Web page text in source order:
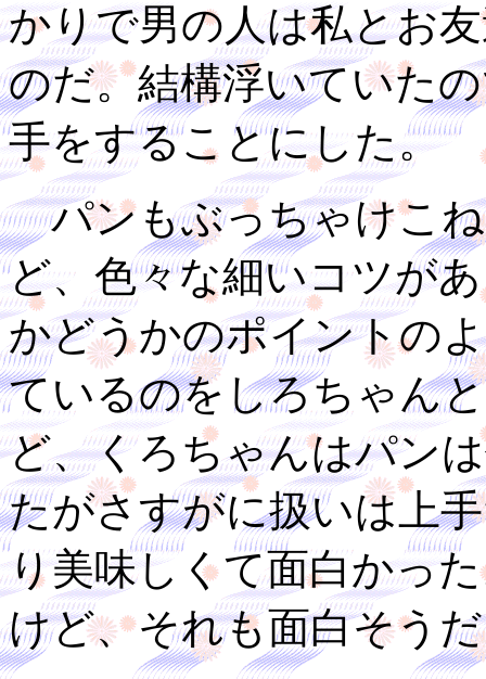
かりで男の人は私とお
のだ。結構浮いていた
手をすることにした。
パンもぶっちゃけこね
ど、色々な細いコツが
かどうかのポイントの
ているのをしろちゃん
ど、くろちゃんはパン
たがさすがに扱いは上
り美味しくて面白かっ
けど、それも面白そう